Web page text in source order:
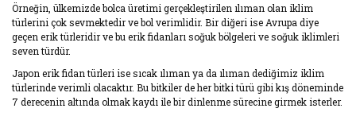
Örneğin, ülkemizde bolca üretimi gerçekleştirilen ılıman olan iklim
türlerini çok sevmektedir ve bol verimlidir. Bir diğeri ise Avrupa diye
geçen erik türleridir ve bu erik fidanları soğuk bölgeleri ve soğuk iklimleri
seven türdür.
Japon erik fidan türleri ise sıcak ılıman ya da ılıman dediğimiz iklim
türlerinde verimli olacaktır. Bu bitkiler de her bitki türü gibi kış döneminde
7 derecenin altında olmak kaydı ile bir dinlenme sürecine girmek isterler.